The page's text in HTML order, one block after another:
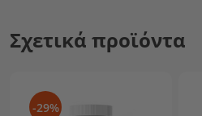
Σχετικά προϊόντα
-29%